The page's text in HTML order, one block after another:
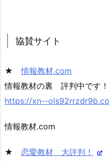
協賛サイト
★情報教材.com
情報教材の裏 評判中です！
https://xn--
情報教材.com
★ 恋愛教材 大評判！